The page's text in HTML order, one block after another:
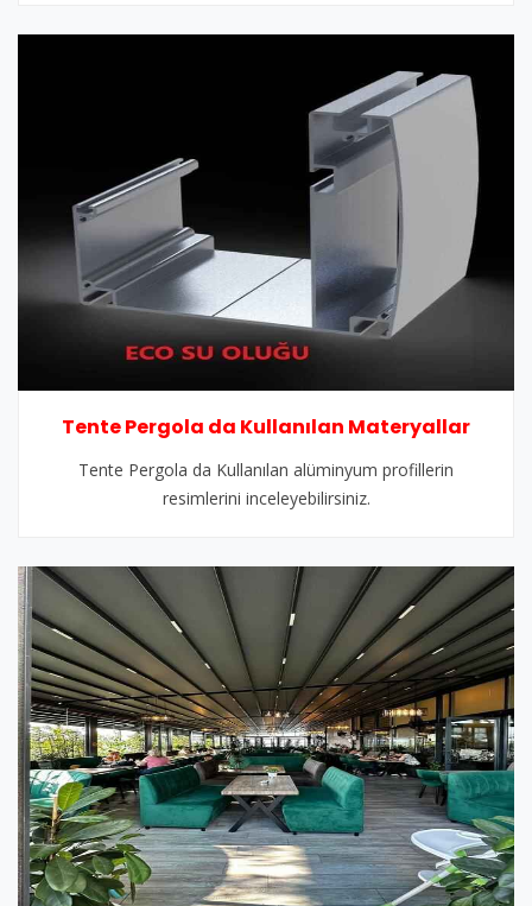
Tente Pergola da Kullanılan Materyallar
Tente Pergola da Kullanılan alüminyum profillerin
resimlerini inceleyebilirsiniz.